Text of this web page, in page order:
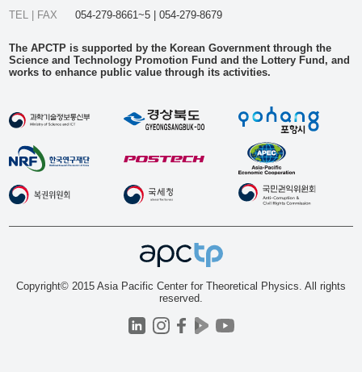
TEL | FAX
054-279-8661~5 | 054-279-8679
The APCTP is supported by the Korean Government through the
Science and Technology Promotion Fund and the Lottery Fund, and
works to enhance public value through its activities.
Copyright© 2015 Asia Pacific Center for Theoretical Physics. All rights
reserved.